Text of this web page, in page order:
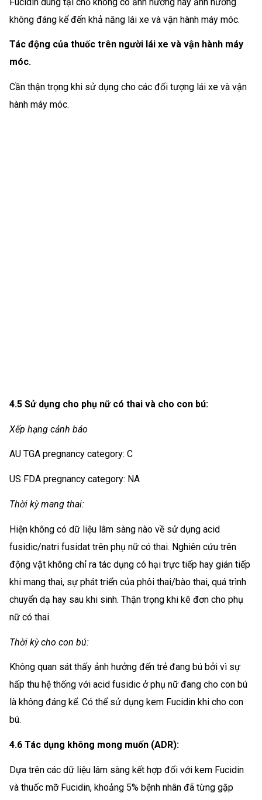
không đáng kể đến khả năng lái xe và vận hành máy móc.
Tác động của thuốc trên người lái xe và vận hành máy
móc.
Cần thận trọng khi sử dụng cho các đối tượng lái xe và vận
hành máy móc.
4.5 Sử dụng cho phụ nữ có thai và cho con bú:
Xếp hạng cảnh báo
AU TGA pregnancy category: C
US FDA pregnancy category: NA
Thời kỳ mang thai:
Hiện không có dữ liệu lâm sàng nào về sử dụng acid
fusidic/natri fusidat trên phụ nữ có thai. Nghiên cứu trên
động vật không chỉ ra tác dụng có hại trực tiếp hay gián tiếp
khi mang thai, sự phát triển của phôi thai/bào thai, quá trình
chuyển dạ hay sau khi sinh. Thận trọng khi kê đơn cho phụ
nữ có thai.
Thời kỳ cho con bú:
Không quan sát thấy ảnh hưởng đến trẻ đang bú bởi vì sự
hấp thu hệ thống với acid fusidic ở phụ nữ đang cho con bú
là không đáng kể. Có thể sử dụng kem Fucidin khi cho con
bú.
4.6 Tác dụng không mong muốn (ADR):
Dựa trên các dữ liệu lâm sàng kết hợp đối với kem Fucidin
và thuốc mỡ Fucidin, khoảng 5% bệnh nhân đã từng gặp